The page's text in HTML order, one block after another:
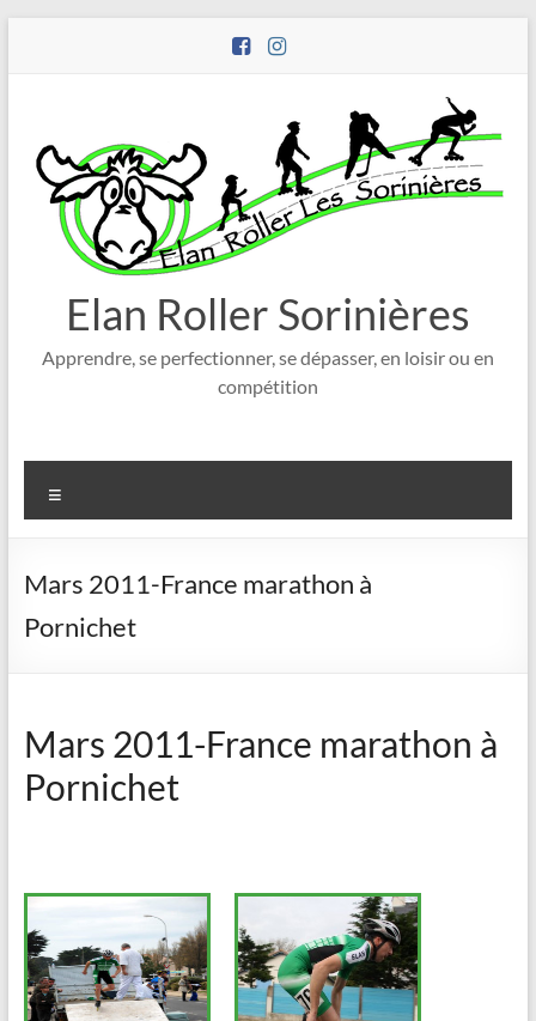
Elan Roller Sorinières
Apprendre, se perfectionner, se dépasser, en loisir ou en
compétition
Mars 2011-France marathon à
Pornichet
Mars 2011-France marathon à
Pornichet